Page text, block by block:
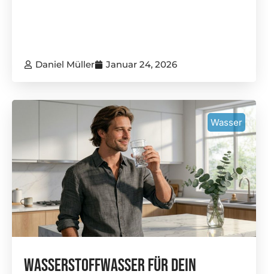
Daniel Müller Januar 24, 2026
Wasser
Wasserstoffwasser Für Dein